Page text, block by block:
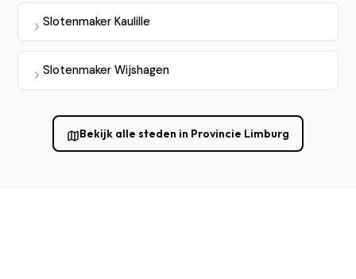
Slotenmaker Kaulille
Slotenmaker Wijshagen
Bekijk alle steden in Provincie Limburg